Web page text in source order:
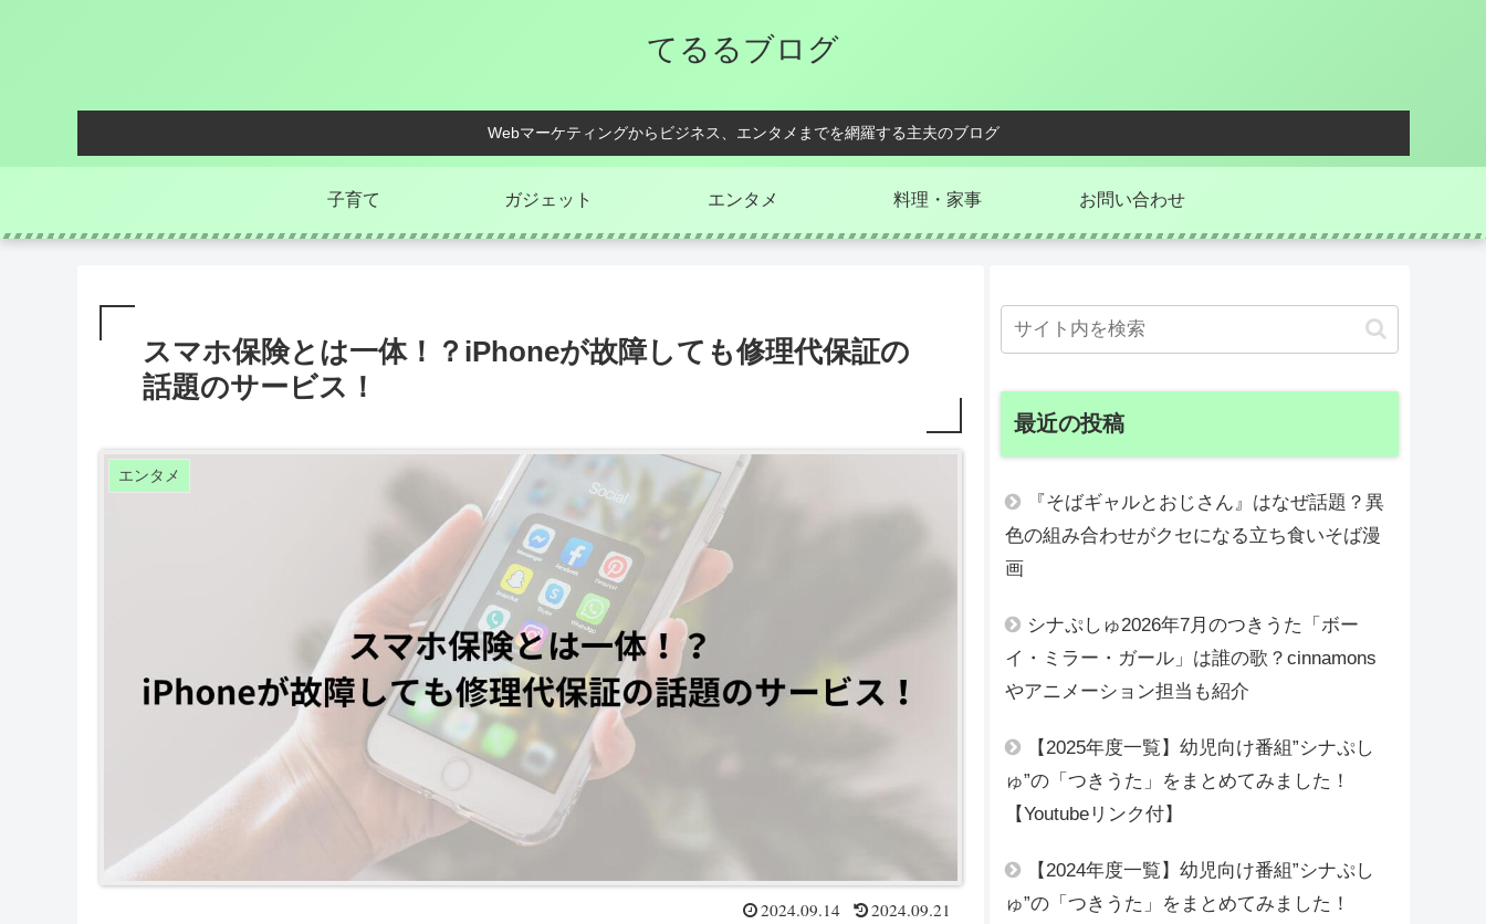
てるるブログ
Webマーケティングからビジネス、エンタメまでを網羅する主夫のブログ
子育て ガジェット エンタメ 料理・家事 お問い合わせ
スマホ保険とは一体！？iPhoneが故障しても修理代保証の
話題のサービス！
エンタメ
2024.09.14 2024.09.21
最近の投稿
『そばギャルとおじさん』はなぜ話題？異
色の組み合わせがクセになる立ち食いそば漫
画
シナぷしゅ2026年7月のつきうた「ボー
イ・ミラー・ガール」は誰の歌？cinnamons
やアニメーション担当も紹介
【2025年度一覧】幼児向け番組”シナぷし
ゅ”の「つきうた」をまとめてみました！
【Youtubeリンク付】
【2024年度一覧】幼児向け番組”シナぷし
ゅ”の「つきうた」をまとめてみました！